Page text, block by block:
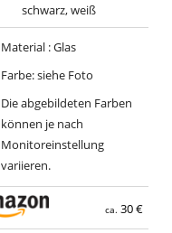
schwarz, weiß
Material : Glas
Farbe: siehe Foto
Die abgebildeten Farben
können je nach
Monitoreinstellung
variieren.
ca. 30 €